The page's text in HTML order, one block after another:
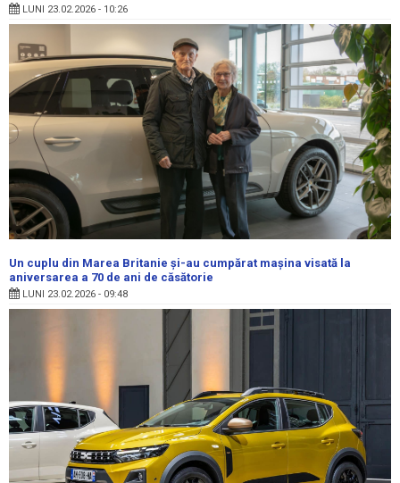
LUNI 23.02.2026 - 10:26
Un cuplu din Marea Britanie și-au cumpărat mașina visată la
aniversarea a 70 de ani de căsătorie
LUNI 23.02.2026 - 09:48